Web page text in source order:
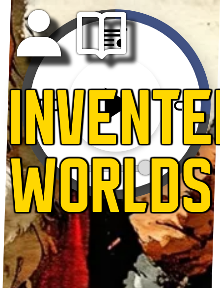
WORLDS